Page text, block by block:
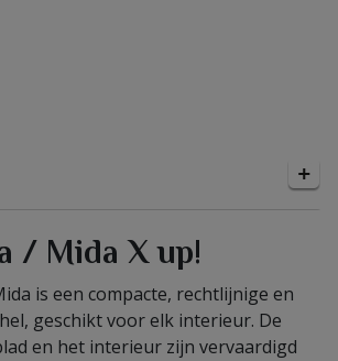
/ Mida X up!
is een compacte, rechtlijnige en
geschikt voor elk interieur. De
en het interieur zijn vervaardigd